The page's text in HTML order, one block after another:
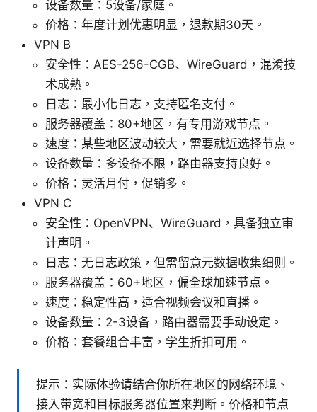
设备数量：5设备/家庭。
价格：年度计划优惠明显，退款期30天。
VPN B
安全性：AES-256-CGB、WireGuard，混淆技
术成熟。
日志：最小化日志，支持匿名支付。
服务器覆盖：80+地区，有专用游戏节点。
速度：某些地区波动较大，需要就近选择节点。
设备数量：多设备不限，路由器支持良好。
价格：灵活月付，促销多。
VPN C
安全性：OpenVPN、WireGuard，具备独立审
计声明。
日志：无日志政策，但需留意元数据收集细则。
服务器覆盖：60+地区，偏全球加速节点。
速度：稳定性高，适合视频会议和直播。
设备数量：2-3设备，路由器需要手动设定。
价格：套餐组合丰富，学生折扣可用。
提示：实际体验请结合你所在地区的网络环境、
接入带宽和目标服务器位置来判断。价格和节点